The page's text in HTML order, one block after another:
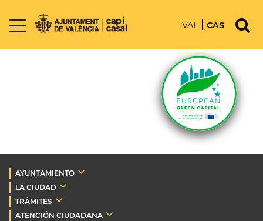
VAL CAS
AYUNTAMIENTO
LA CIUDAD
TRÁMITES
ATENCIÓN CIUDADANA